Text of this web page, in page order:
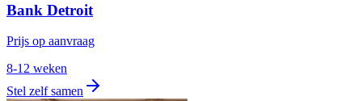
Bank Detroit
Prijs op aanvraag
8-12 weken
Stel zelf samen